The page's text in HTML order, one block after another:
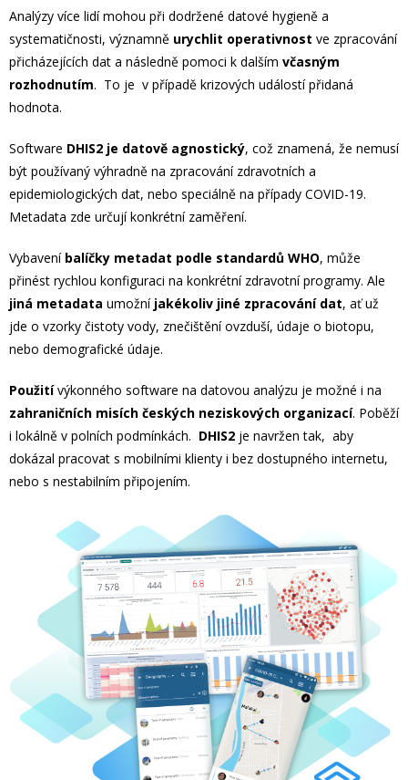
Analýzy více lidí mohou při dodržené datové hygieně a
systematičnosti, významně urychlit operativnost ve zpracování
přicházejících dat a následně pomoci k dalším včasným
rozhodnutím. To je v případě krizových událostí přidaná
hodnota.
Software DHIS2 je datově agnostický, což znamená, že nemusí
být používaný výhradně na zpracování zdravotních a
epidemiologických dat, nebo speciálně na případy COVID-19.
Metadata zde určují konkrétní zaměření.
Vybavení balíčky metadat podle standardů WHO, může
přinést rychlou konfiguraci na konkrétní zdravotní programy. Ale
jiná metadata umožní jakékoliv jiné zpracování dat, ať už
jde o vzorky čistoty vody, znečištění ovzduší, údaje o biotopu,
nebo demografické údaje.
Použitívýkonného software na datovou analýzu je možné i na
zahraničních misích českých neziskových organizací. Poběží
i lokálně v polních podmínkách. DHIS2 je navržen tak, aby
dokázal pracovat s mobilními klienty i bez dostupného internetu,
nebo s nestabilním připojením.